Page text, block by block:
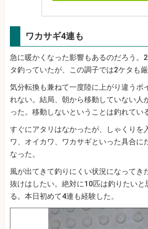
ワカサギ4連も
急に暖かくなった影響もあるのだろう。
タ釣っていたが、この調子では2ケタも厳
気分転換も兼ねて一度陸に上がり違うポ
れない。結局、朝から移動していない人
った。移動しないということは釣れてい
すぐにアタリはなかったが、しゃくりを
ワ、オイカワ、ワカサギといった具合に
なった。
風が出てきて釣りにくい状況になってき
抜けはしたい。絶対に10匹は釣りたいと
る。本日初めて4連も経験した。